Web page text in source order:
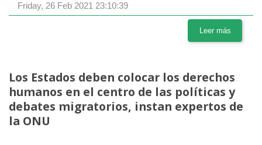
Friday, 26 Feb 2021 23:10:39
Leer más
Los Estados deben colocar los derechos
humanos en el centro de las políticas y
debates migratorios, instan expertos de
la ONU